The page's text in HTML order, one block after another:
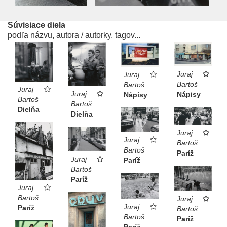
Súvisiace diela
podľa názvu, autora / autorky, tagov...
Juraj
Bartoš
Dielňa
Juraj
Bartoš
Dielňa
Juraj
Bartoš
Nápisy
Juraj
Bartoš
Nápisy
Juraj
Bartoš
Paríž
Juraj
Bartoš
Paríž
Juraj
Bartoš
Paríž
Juraj
Bartoš
Paríž
Juraj
Bartoš
Paríž
Juraj
Bartoš